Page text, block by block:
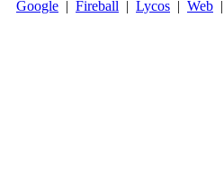
Google | Fireball | Lycos | Web